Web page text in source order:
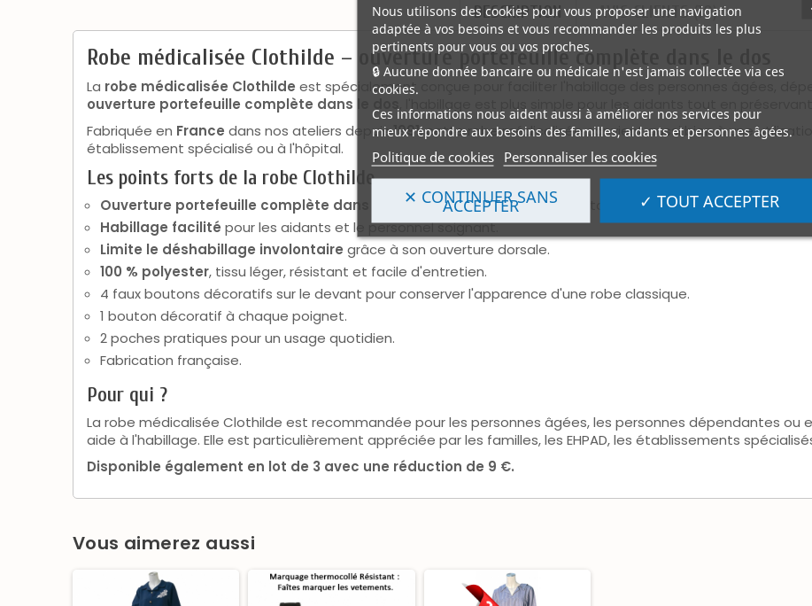
DESCRIPTION AVIS CLIENTS (10)
Robe médicalisée Clothilde – ouverture portefeuille complète dans le dos
La robe médicalisée Clothilde est spécialement conçue pour faciliter l'habillage des personnes âgées,
ouverture portefeuille complète dans le dos
, l'habillage est plus simple pour les aidants tout en
Fabriquée en France dans nos ateliers depuis1991, cette robe médicalisée convient aussi bien à une
établissement spécialisé ou à l'hôpital.
Les points forts de la robe Clothilde
Ouverture portefeuille complète dans le dos avec fermeture par 6 boutons.
Habillage facilité pour les aidants et le personnel soignant.
Limite le déshabillage involontaire grâce à son ouverture dorsale.
100 % polyester, tissu léger, résistant et facile d'entretien.
4 faux boutons décoratifs sur le devant pour conserver l'apparence d'une robe classique.
1 bouton décoratif à chaque poignet.
2 poches pratiques pour un usage quotidien.
Fabrication française.
Pour qui ?
La robe médicalisée Clothilde est recommandée pour les personnes âgées, les personnes dépendantes
aide à l'habillage. Elle est particulièrement appréciée par les familles, les EHPAD, les établissements
Disponible également en lot de 3 avec une réduction de 9 €.
Vous aimerez aussi
Nous utilisons des cookies pour vous proposer une navigation
adaptée à vos besoins et vous recommander les produits les plus
pertinents pour vous ou vos proches.
🔒 Aucune donnée bancaire ou médicale n'est jamais collectée via ces
cookies.
Ces informations nous aident aussi à améliorer nos services pour
mieux répondre aux besoins des familles, aidants et personnes âgées.
Politique de cookies Personnaliser les cookies
✕ CONTINUER SANS
ACCEPTER ✓ TOUT ACCEPTER